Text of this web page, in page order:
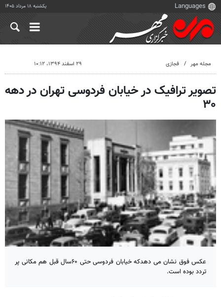
یکشنبه ۱۸ مرداد ۱۴۰۵
مجله مهر فجازی ۲۹ اسفند ۱۳۹۴، ۱۰:۱۲
تصویر ترافیک در خیابان فردوسی تهران در دهه
۳۰
عکس فوق نشان می دهدکه خیابان فردوسی حتی ۶۰سال قبل هم مکانی پر
تردد بوده است.